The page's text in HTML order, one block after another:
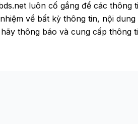
luôn cố gắng để các thông
về bất kỳ thông tin, nội
thông báo và cung cấp thông